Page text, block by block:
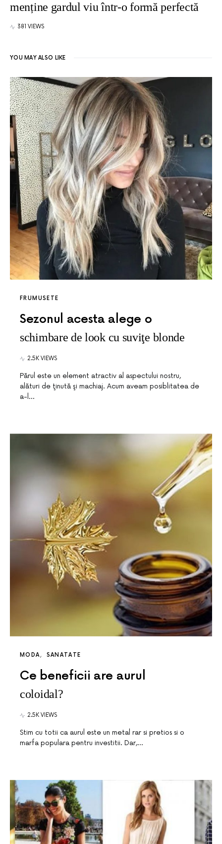
menține gardul viu într-o formă perfectă
381 VIEWS
YOU MAY ALSO LIKE
FRUMUSETE
Sezonul acesta alege o
schimbare de look cu suviţe blonde
2.5K VIEWS
Părul este un element atractiv al aspectului nostru,
alături de ţinută şi machiaj. Acum aveam posiblitatea de
a-l…
MODA SANATATE
Ce beneficii are aurul
coloidal?
2.5K VIEWS
Stim cu totii ca aurul este un metal rar si pretios si o
marfa populara pentru investitii. Dar,…